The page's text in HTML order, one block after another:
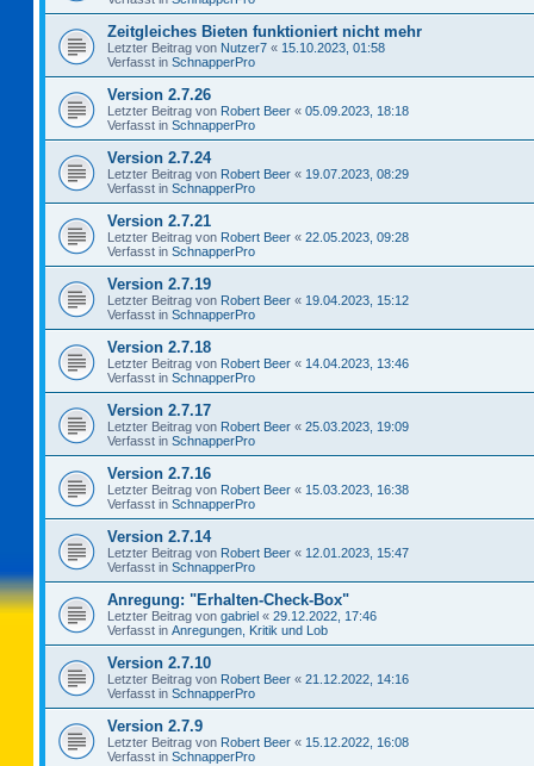
Zeitgleiches Bieten funktioniert nicht mehr
Letzter Beitrag von Nutzer7 « 15.10.2023, 01:58
Verfasst in SchnapperPro
Version 2.7.26
Letzter Beitrag von Robert Beer « 05.09.2023, 18:18
Verfasst in SchnapperPro
Version 2.7.24
Letzter Beitrag von Robert Beer « 19.07.2023, 08:29
Verfasst in SchnapperPro
Version 2.7.21
Letzter Beitrag von Robert Beer « 22.05.2023, 09:28
Verfasst in SchnapperPro
Version 2.7.19
Letzter Beitrag von Robert Beer « 19.04.2023, 15:12
Verfasst in SchnapperPro
Version 2.7.18
Letzter Beitrag von Robert Beer « 14.04.2023, 13:46
Verfasst in SchnapperPro
Version 2.7.17
Letzter Beitrag von Robert Beer « 25.03.2023, 19:09
Verfasst in SchnapperPro
Version 2.7.16
Letzter Beitrag von Robert Beer « 15.03.2023, 16:38
Verfasst in SchnapperPro
Version 2.7.14
Letzter Beitrag von Robert Beer « 12.01.2023, 15:47
Verfasst in SchnapperPro
Anregung: "Erhalten-Check-Box"
Letzter Beitrag von gabriel « 29.12.2022, 17:46
Verfasst in Anregungen, Kritik und Lob
Version 2.7.10
Letzter Beitrag von Robert Beer « 21.12.2022, 14:16
Verfasst in SchnapperPro
Version 2.7.9
Letzter Beitrag von Robert Beer « 15.12.2022, 16:08
Verfasst in SchnapperPro